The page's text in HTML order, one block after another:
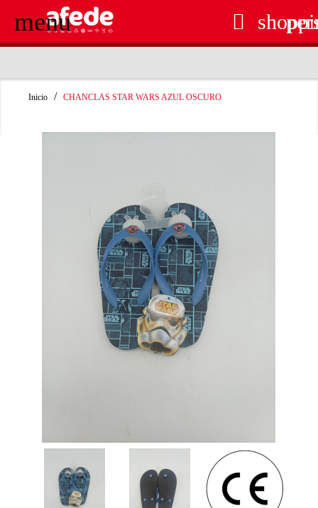
menu 
Inicio CHANCLAS STAR WARS AZUL OSCURO